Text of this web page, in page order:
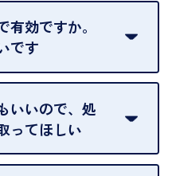
動するため、査定した日
とはございます。
効ですか。
です
す。
め、翌日には査定額が変
いいので、処
ってほしい
よってはお断りすること